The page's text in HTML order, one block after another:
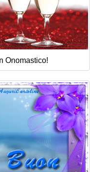
Onomastico!